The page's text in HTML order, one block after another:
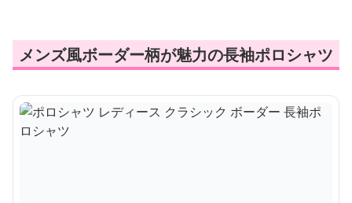
メンズ風ボーダー柄が魅力の長袖ポロシャツ